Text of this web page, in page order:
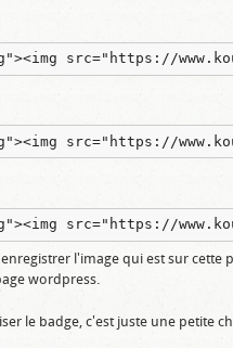
src="https://
src="https://
src="https://
l'image qui est sur cette
wordpress.
le badge, c'est juste une petite